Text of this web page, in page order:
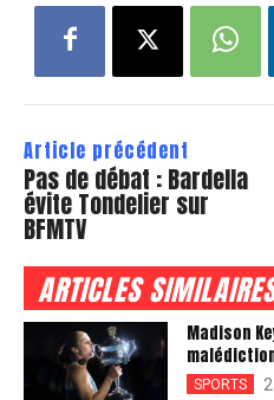
Article précédent
Pas de débat : Bardella
évite Tondelier sur
BFMTV
ARTICLES
Madison
SPORTS